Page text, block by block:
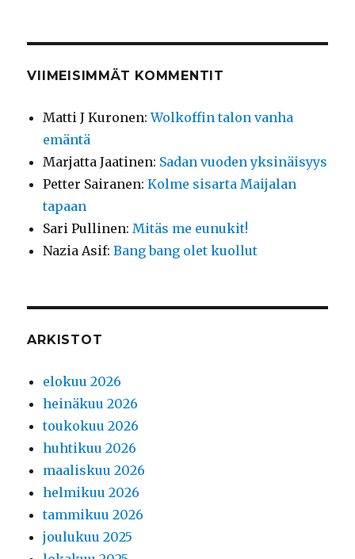
VIIMEISIMMÄT KOMMENTIT
Matti J Kuronen:Wolkoffin talon vanha
emäntä
Marjatta Jaatinen: Sadan vuoden yksinäisyys
Petter Sairanen:Kolme sisarta Maijalan
tapaan
Sari Pullinen: Mitäs me eunukit!
Nazia Asif:Bang bang olet kuollut
ARKISTOT
elokuu 2026
heinäkuu 2026
toukokuu 2026
huhtikuu 2026
maaliskuu 2026
helmikuu 2026
tammikuu 2026
joulukuu 2025